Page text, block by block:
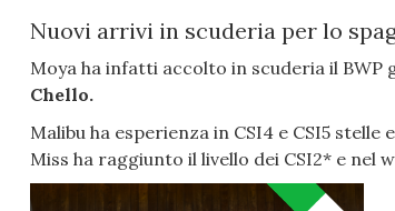
Nuovi arrivi in scuderia per lo
Moya ha infatti accolto in scuderia il BWP
Chello.
Malibu ha esperienza in CSI4 e CSI5
Miss ha raggiunto il livello dei CSI2* e nel